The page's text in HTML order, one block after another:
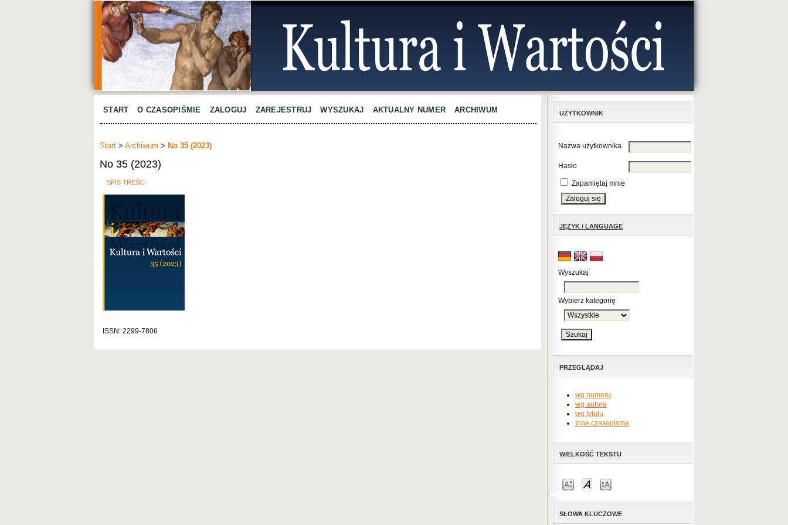
UŻYTKOWNIK
Nazwa użytkownika
Hasło
Zapamiętaj mnie
JĘZYK / LANGUAGE
Wyszukaj
Wybierz kategorię
PRZEGLĄDAJ
wg numeru
wg autora
wg tytułu
Inne czasopisma
WIELKOŚĆ TEKSTU
SŁOWA KLUCZOWE
START O CZASOPIŚMIE ZALOGUJ ZAREJESTRUJ WYSZUKAJ AKTUALNY NUMER ARCHIWUM
Start > Archiwum > No 35 (2023)
No 35 (2023)
SPIS TREŚCI
ISSN: 2299-7806